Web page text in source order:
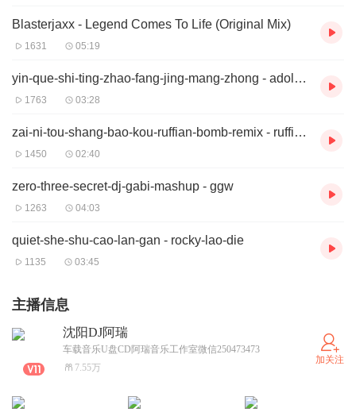
Blasterjaxx - Legend Comes To Life (Original Mix)
1631 05:19
yin-que-shi-ting-zhao-fang-jing-mang-zhong - adolf-jack, zhao-fang-jing, yin-que
1763 03:28
zai-ni-tou-shang-bao-kou-ruffian-bomb-remix - ruffian-bomb
1450 02:40
zero-three-secret-dj-gabi-mashup - ggw
1263 04:03
quiet-she-shu-cao-lan-gan - rocky-lao-die
1135 03:45
主播信息
沈阳DJ阿瑞
车载音乐U盘CD阿瑞音乐工作室微信250473473
7.55万
加关注